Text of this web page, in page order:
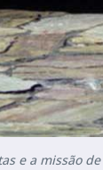
e a missão